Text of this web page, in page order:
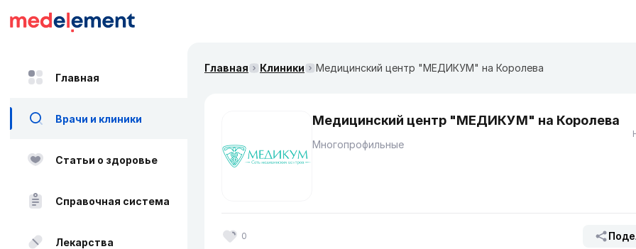
Главная
Врачи и клиники
Статьи о здоровье
Справочная система
Лекарства
Главная Клиники Медицинский центр "МЕДИКУМ" на Королева
Медицинский центр "МЕДИКУМ" на Королева
Многопрофильные
0